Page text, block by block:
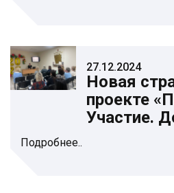
27.12.2024
Новая
проекте
Участие.
Подробнее..